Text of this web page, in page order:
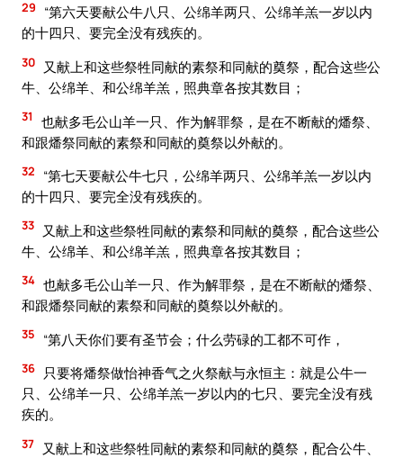
29
“第六天要献公牛八只、公绵羊两只、公绵羊羔一岁以内
的十四只、要完全没有残疾的。
30
又献上和这些祭牲同献的素祭和同献的奠祭，配合这些公
牛、公绵羊、和公绵羊羔，照典章各按其数目；
31
也献多毛公山羊一只、作为解罪祭，是在不断献的燔祭、
和跟燔祭同献的素祭和同献的奠祭以外献的。
32
“第七天要献公牛七只，公绵羊两只、公绵羊羔一岁以内
的十四只、要完全没有残疾的。
33
又献上和这些祭牲同献的素祭和同献的奠祭，配合这些公
牛、公绵羊、和公绵羊羔，照典章各按其数目；
34 也献多毛公山羊一只、作为解罪祭，是在不断献的燔祭、
和跟燔祭同献的素祭和同献的奠祭以外献的。
35 “第八天你们要有圣节会；什么劳碌的工都不可作，
36
只要将燔祭做怡神香气之火祭献与永恒主：就是公牛一
只、公绵羊一只、公绵羊羔一岁以内的七只、要完全没有残
疾的。
37
又献上和这些祭牲同献的素祭和同献的奠祭，配合公牛、